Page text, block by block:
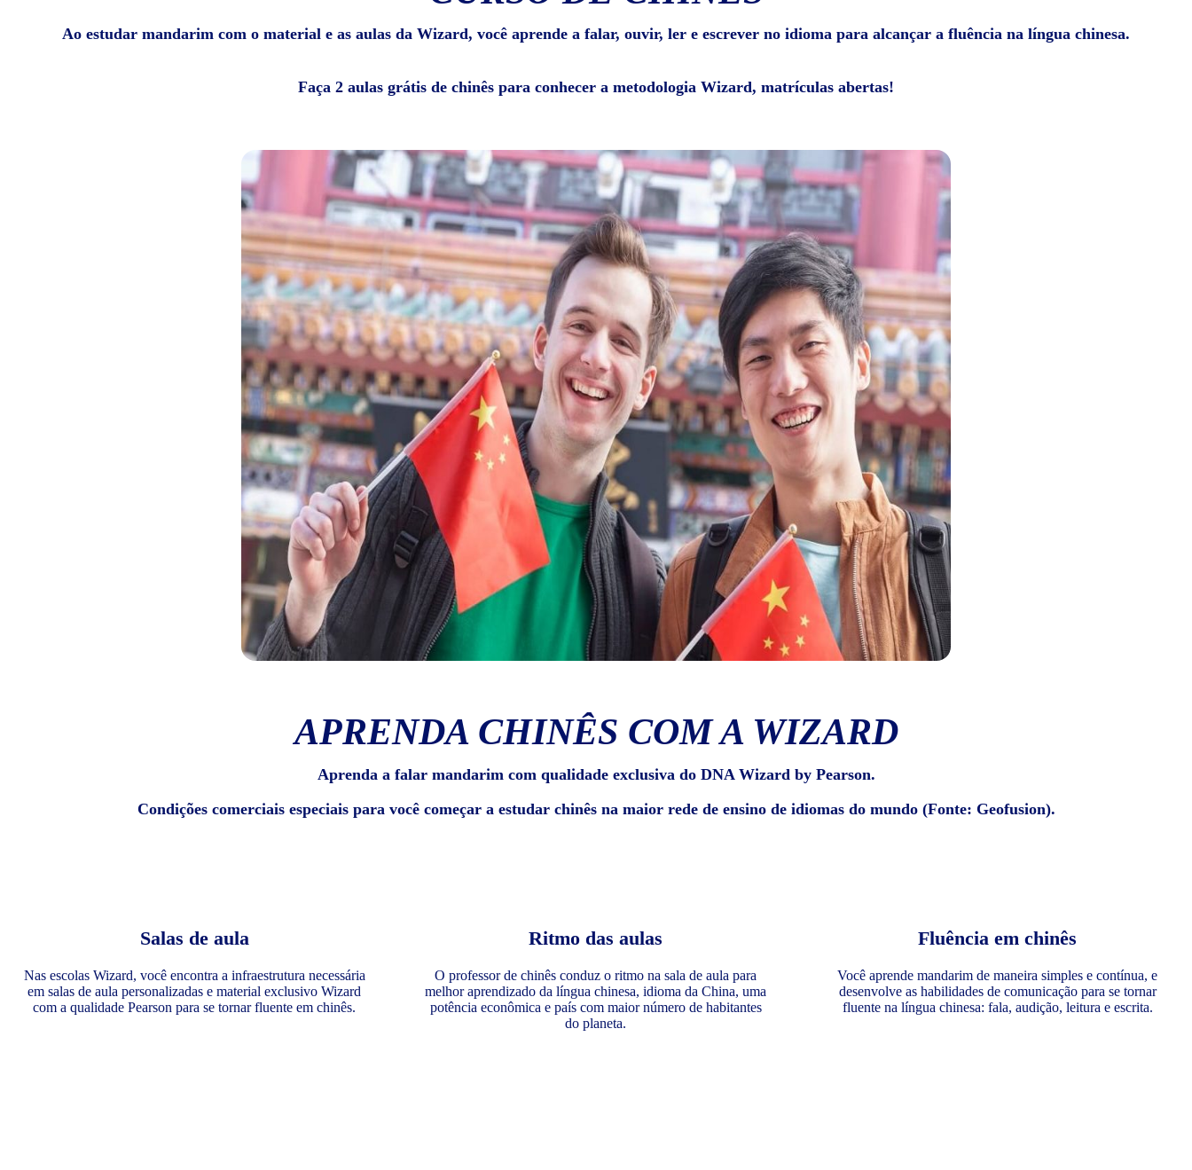
Ao estudar mandarim com o material e as aulas da Wizard, você aprende a falar, ouvir, ler e escrever no idioma para alcançar a fluência na língua chinesa.
Faça 2 aulas grátis de chinês para conhecer a metodologia Wizard, matrículas abertas!
APRENDA CHINÊS COM A WIZARD
Aprenda a falar mandarim com qualidade exclusiva do DNA Wizard by Pearson.
Condições comerciais especiais para você começar a estudar chinês na maior rede de ensino de idiomas do mundo (Fonte: Geofusion).
Salas de aula
Nas escolas Wizard, você encontra a infraestrutura necessária
em salas de aula personalizadas e material exclusivo Wizard
com a qualidade Pearson para se tornar fluente em chinês.
Ritmo das aulas
O professor de chinês conduz o ritmo na sala de aula para
melhor aprendizado da língua chinesa, idioma da China, uma
potência econômica e país com maior número de habitantes
do planeta.
Fluência em chinês
Você aprende mandarim de maneira simples e contínua, e
desenvolve as habilidades de comunicação para se tornar
fluente na língua chinesa: fala, audição, leitura e escrita.